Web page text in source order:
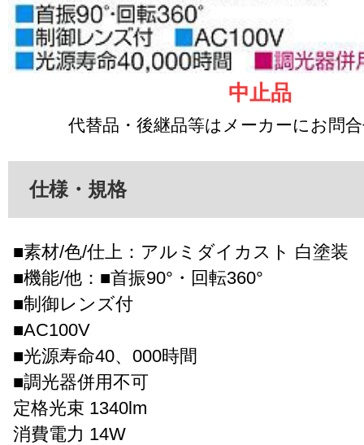
中止品
代替品・後継品等はメーカーにお問
仕様・規格
■素材/色/仕上：アルミダイカスト 白塗装
■機能/他：■首振90°・回転360°
■制御レンズ付
■AC100V
■光源寿命40、000時間
■調光器併用不可
定格光束 1340lm
消費電力 14W